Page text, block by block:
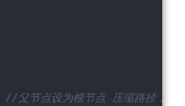
//父节点设为根节点 压缩路径，